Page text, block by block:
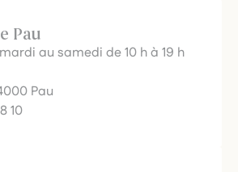
Pau
au samedi de 10 h à 19 h
Pau
10